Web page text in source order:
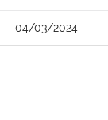
04/03/2024